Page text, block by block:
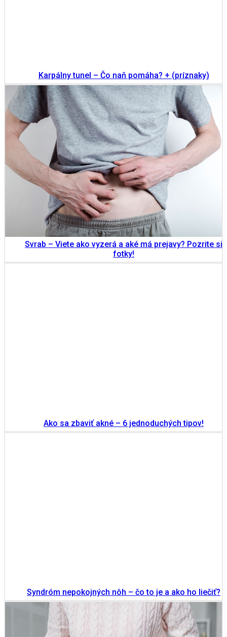
Karpálny tunel – Čo naň pomáha? + (príznaky)
Svrab – Viete ako vyzerá a aké má prejavy? Pozrite si
fotky!
Ako sa zbaviť akné – 6 jednoduchých tipov!
Syndróm nepokojných nôh – čo to je a ako ho liečiť?